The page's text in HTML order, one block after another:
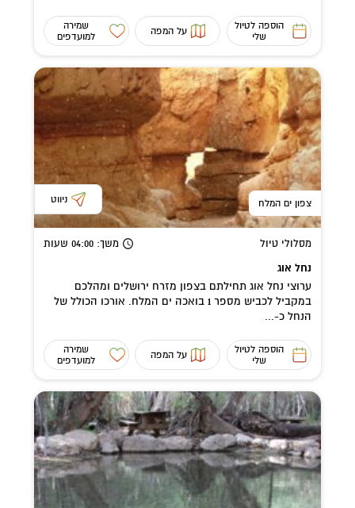
הוספה לטיול
שלי
על המפה
שמירה
למועדפים
צפון ים המלח ניווט
מסלולי טיול משך: 04:00 שעות
נחל אוג
ערוצי נחל אוג תחילתם בצפון מזרח ירושלים ומהלכם
במקביל לכביש מספר 1 בואכה ים המלח. אורכו הכולל של
הנחל כ-...
הוספה לטיול
שלי
על המפה
שמירה
למועדפים